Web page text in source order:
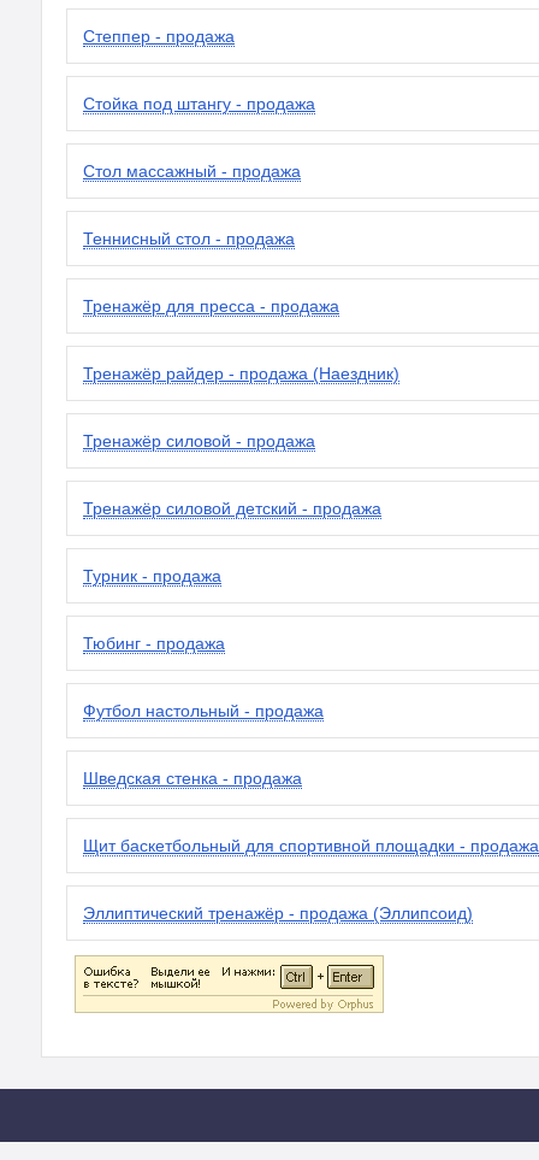
Степпер - продажа
Стойка под штангу - продажа
Стол массажный - продажа
Теннисный стол - продажа
Тренажёр для пресса - продажа
Тренажёр райдер - продажа (Наездник)
Тренажёр силовой - продажа
Тренажёр силовой детский - продажа
Турник - продажа
Тюбинг - продажа
Футбол настольный - продажа
Шведская стенка - продажа
Щит баскетбольный для спортивной площадки - продажа
Эллиптический тренажёр - продажа (Эллипсоид)